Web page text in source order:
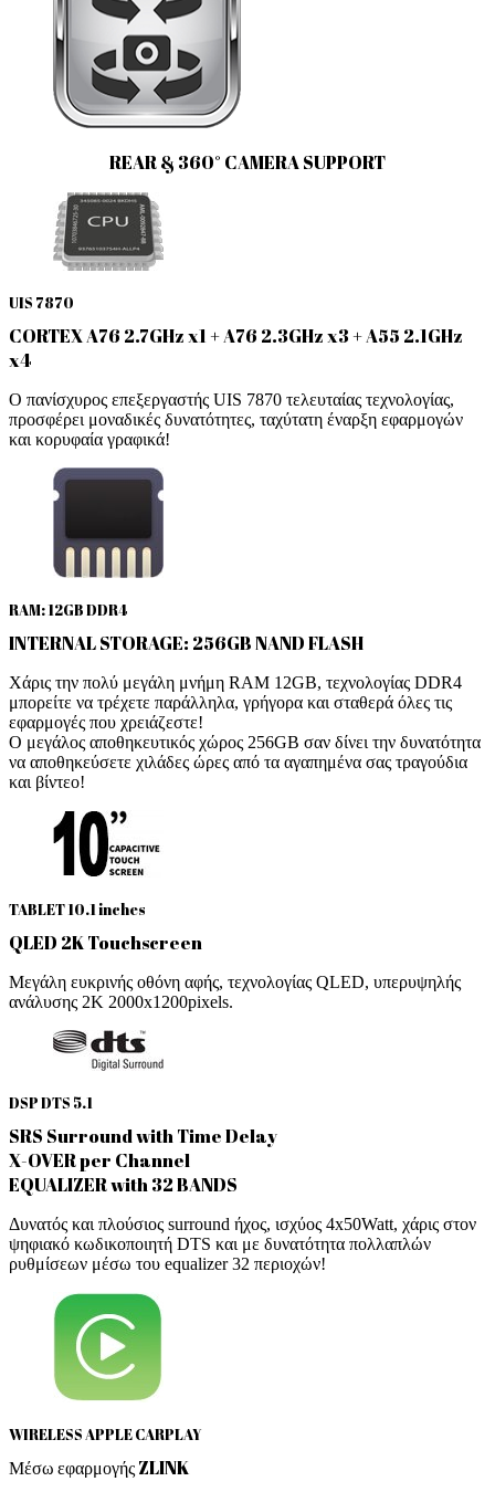
REAR & 360° CAMERA SUPPORT
UIS 7870
CORTEX A76 2.7GHz x1 + A76 2.3GHz x3 + A55 2.1GHz
x4
Ο πανίσχυρος επεξεργαστής UIS 7870 τελευταίας τεχνολογίας,
προσφέρει μοναδικές δυνατότητες, ταχύτατη έναρξη εφαρμογών
και κορυφαία γραφικά!
RAM: 12GB DDR4
INTERNAL STORAGE: 256GB NAND FLASH
Χάρις την πολύ μεγάλη μνήμη RAM 12GB, τεχνολογίας DDR4
μπορείτε να τρέχετε παράλληλα, γρήγορα και σταθερά όλες τις
εφαρμογές που χρειάζεστε!
Ο μεγάλος αποθηκευτικός χώρος 256GB σαν δίνει την δυνατότητα
να αποθηκεύσετε χιλάδες ώρες από τα αγαπημένα σας τραγούδια
και βίντεο!
TABLET 10.1 inches
QLED 2K Touchscreen
Μεγάλη ευκρινής οθόνη αφής, τεχνολογίας QLED, υπερυψηλής
ανάλυσης 2Κ 2000x1200pixels.
DSP DTS 5.1
SRS Surround with Time Delay
X-OVER per Channel
EQUALIZER with 32 BANDS
Δυνατός και πλούσιος surround ήχος, ισχύος 4x50Watt, χάρις στον
ψηφιακό κωδικοποιητή DTS και με δυνατότητα πολλαπλών
ρυθμίσεων μέσω του equalizer 32 περιοχών!
WIRELESS APPLE CARPLAY
Μέσω εφαρμογής ZLINK